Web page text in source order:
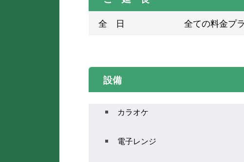
全 日 全ての料金プ
設備
カラオケ
電子レンジ